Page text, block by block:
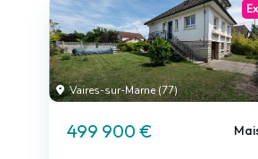
Vaires-sur-Marne (77)
499 900 €